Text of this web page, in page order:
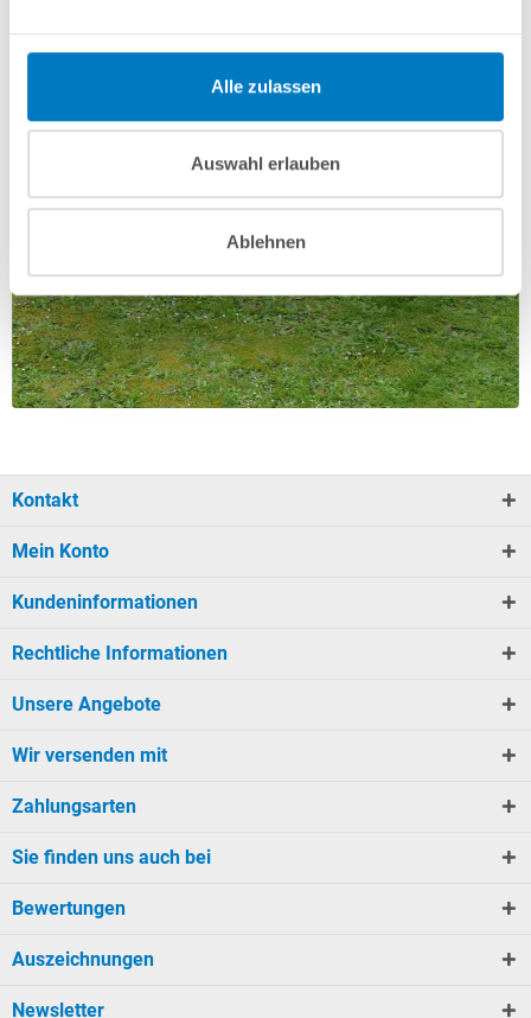
Alle zulassen
Auswahl erlauben
Ablehnen
Kontakt
Mein Konto
Kundeninformationen
Rechtliche Informationen
Unsere Angebote
Wir versenden mit
Zahlungsarten
Sie finden uns auch bei
Bewertungen
Auszeichnungen
Newsletter